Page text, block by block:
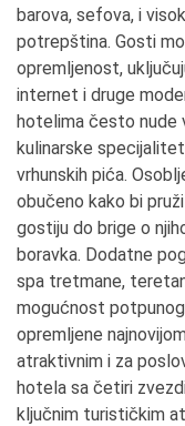
barova, sefova, i
potrepština. Gosti
opremljenost,
internet i druge
hotelima često nude
kulinarske
vrhunskih pića.
obučeno kako bi
gostiju do brige o
boravka. Dodatne
spa tretmane,
mogućnost
opremljene
atraktivnim i za
hotela sa četiri
ključnim turističkim